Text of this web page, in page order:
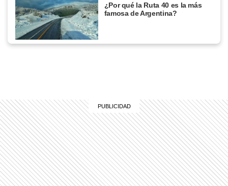
¿Por qué la Ruta 40 es la más
famosa de Argentina?